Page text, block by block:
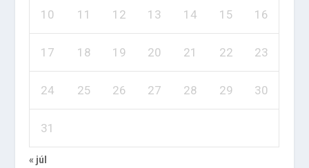
10 11 12 13 14 15 16
17 18 19 20 21 22 23
24 25 26 27 28 29 30
31
« júl